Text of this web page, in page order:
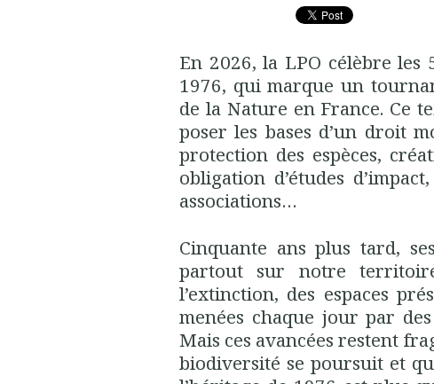
En 2026, la LPO célèbre
1976, qui marque un
de la Nature en France. Ce
poser les bases d’un droit
protection des espèces,
obligation d’études
associations…
Cinquante ans plus tard,
partout sur notre
l’extinction, des espaces
menées chaque jour par
Mais ces avancées restent
biodiversité se poursuit et